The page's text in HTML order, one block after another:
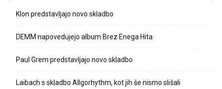
Klon predstavljajo novo skladbo
DEMM napovedujejo album Brez Enega Hita
Paul Grem predstavljajo novo skladbo
Laibach s skladbo Allgorhythm, kot jih še nismo slišali